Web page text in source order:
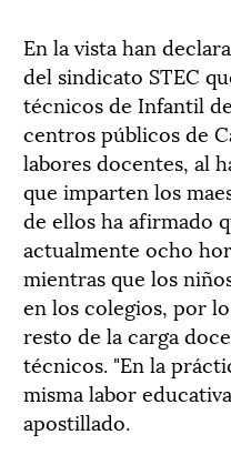
En la vista han
del sindicato STEC
técnicos de Infantil
centros públicos de
labores docentes, al
que imparten los
de ellos ha afirmado
actualmente ocho
mientras que los
en los colegios, por
resto de la carga
técnicos. "En la
misma labor
apostillado.